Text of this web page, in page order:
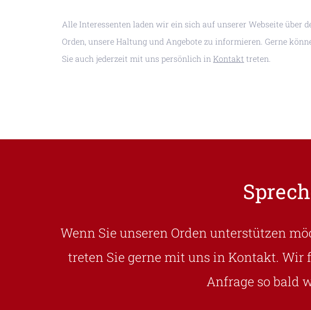
Alle Interessenten laden wir ein sich auf unserer Webseite über
Orden, unsere Haltung und Angebote zu informieren. Gerne
Sie auch jederzeit mit uns persönlich in Kontakt treten.
Wenn Sie unseren Orden unterstützen
treten Sie gerne mit uns in Kontakt. Wir
Anfrage so bald